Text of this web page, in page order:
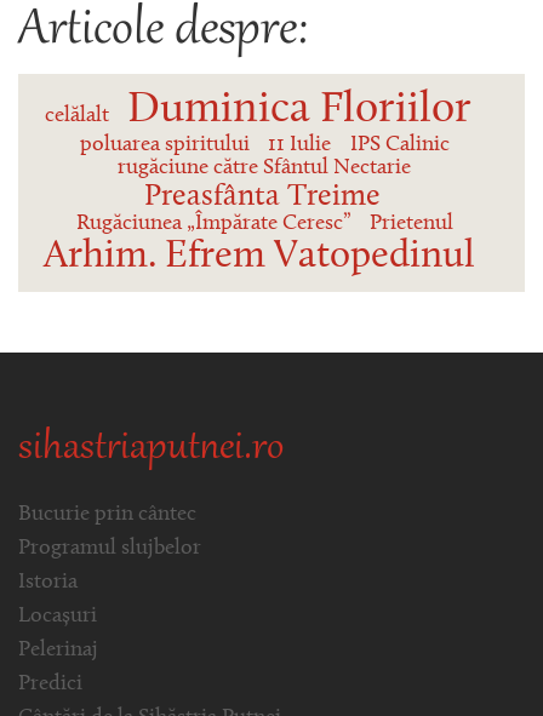
Articole despre:
celălalt Duminica Floriilor
poluarea spiritului 11 Iulie
IPS Calinic
rugăciune către Sfântul Nectarie
Preasfânta Treime
Rugăciunea „Împărate Ceresc” Prietenul
Arhim. Efrem Vatopedinul
sihastriaputnei.ro
Bucurie prin cântec
Programul slujbelor
Istoria
Locașuri
Pelerinaj
Predici